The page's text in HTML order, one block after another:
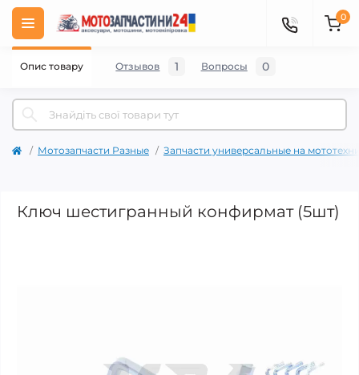
0
Мотозапчасти Разные Запчасти универсальные на
Ключ шестигранный конфирмат (5шт)
Опис товару Отзывов 1 Вопросы 0